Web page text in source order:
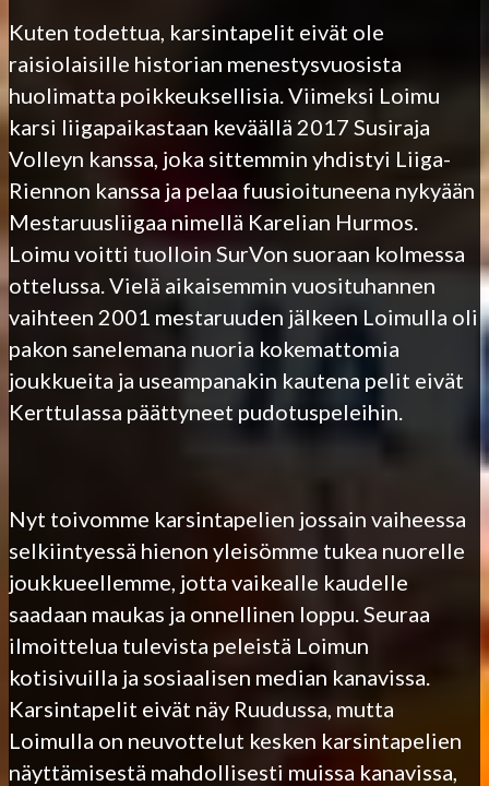
Kuten todettua, karsintapelit eivät ole
raisiolaisille historian menestysvuosista
huolimatta poikkeuksellisia. Viimeksi Loimu
karsi liigapaikastaan keväällä 2017 Susiraja
Volleyn kanssa, joka sittemmin yhdistyi Liiga-
Riennon kanssa ja pelaa fuusioituneena nykyään
Mestaruusliigaa nimellä Karelian Hurmos.
Loimu voitti tuolloin SurVon suoraan kolmessa
ottelussa. Vielä aikaisemmin vuosituhannen
vaihteen 2001 mestaruuden jälkeen Loimulla oli
pakon sanelemana nuoria kokemattomia
joukkueita ja useampanakin kautena pelit eivät
Kerttulassa päättyneet pudotuspeleihin.
Nyt toivomme karsintapelien jossain vaiheessa
selkiintyessä hienon yleisömme tukea nuorelle
joukkueellemme, jotta vaikealle kaudelle
saadaan maukas ja onnellinen loppu. Seuraa
ilmoittelua tulevista peleistä Loimun
kotisivuilla ja sosiaalisen median kanavissa.
Karsintapelit eivät näy Ruudussa, mutta
Loimulla on neuvottelut kesken karsintapelien
näyttämisestä mahdollisesti muissa kanavissa,